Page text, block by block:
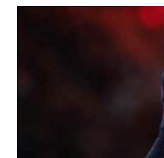
Saiba onde apostar e onde assistir